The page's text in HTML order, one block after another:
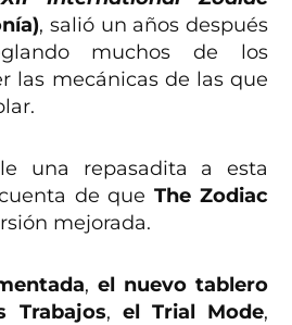
, salió un años después
muchos de los
las mecánicas de las que
una repasadita a esta
de que The Zodiac
mejorada.
, el nuevo tablero
Trabajos, el Trial Mode,